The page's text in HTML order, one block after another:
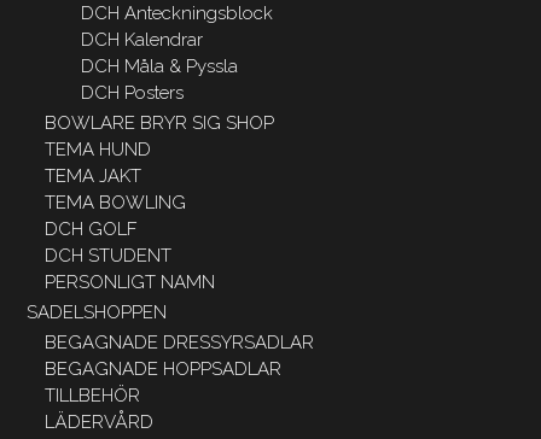
DCH Anteckningsblock
DCH Kalendrar
DCH Måla & Pyssla
DCH Posters
BOWLARE BRYR SIG SHOP
TEMA HUND
TEMA JAKT
TEMA BOWLING
DCH GOLF
DCH STUDENT
PERSONLIGT NAMN
SADELSHOPPEN
BEGAGNADE DRESSYRSADLAR
BEGAGNADE HOPPSADLAR
TILLBEHÖR
LÄDERVÅRD